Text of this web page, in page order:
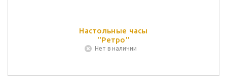
Настольные часы
''Ретро''
Нет в наличии